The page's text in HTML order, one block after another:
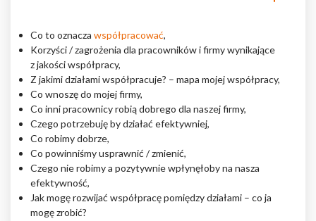
Co to oznacza współpracować,
Korzyści / zagrożenia dla pracowników i firmy wynikające
z jakości współpracy,
Z jakimi działami współpracuje? – mapa mojej współpracy,
Co wnoszę do mojej firmy,
Co inni pracownicy robią dobrego dla naszej firmy,
Czego potrzebuję by działać efektywniej,
Co robimy dobrze,
Co powinniśmy usprawnić / zmienić,
Czego nie robimy a pozytywnie wpłynęłoby na nasza
efektywność,
Jak mogę rozwijać współpracę pomiędzy działami – co ja
mogę zrobić?